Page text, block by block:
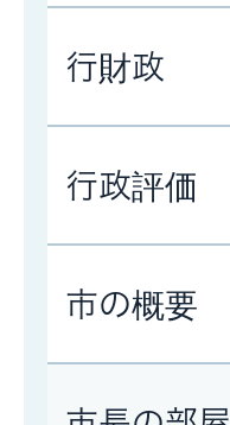
行財政
行政評価
市の概要